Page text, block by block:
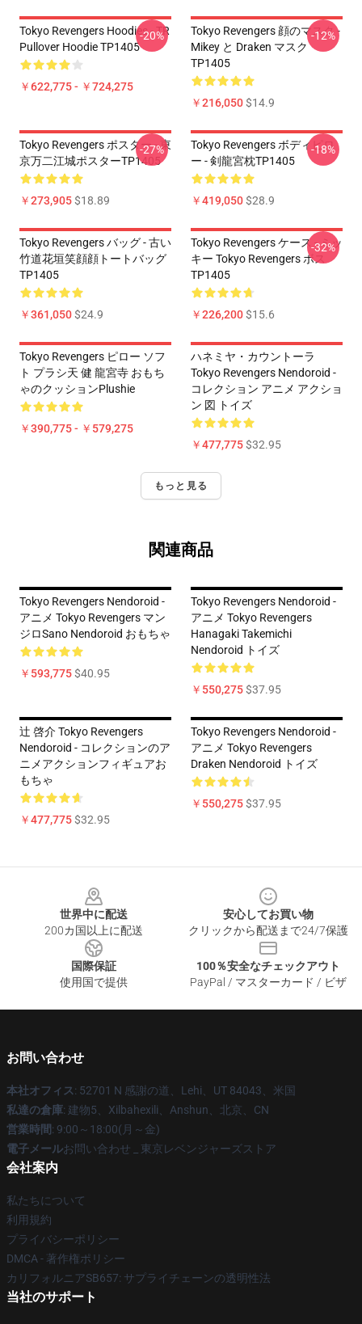
Tokyo Revengers Hoodies - TR
Pullover Hoodie TP1405
￥622,775 - ￥724,275
-20%
Tokyo Revengers 顔のマスク -
Mikey と Draken マスク
TP1405
￥216,050$14.9
-12%
Tokyo Revengers ポスター - 東
京万二江城ポスターTP1405
￥273,905$18.89
-27%
Tokyo Revengers ボディピロ
ー - 剣龍宮枕TP1405
￥419,050$28.9
-18%
Tokyo Revengers バッグ - 古い
竹道花垣笑顔顔トートバッグ
TP1405
￥361,050$24.9
Tokyo Revengers ケース - ミッ
キー Tokyo Revengers ボス
TP1405
￥226,200$15.6
-32%
Tokyo Revengers ピロー ソフ
ト プラシ天 健 龍宮寺 おもち
ゃのクッションPlushie
￥390,775 - ￥579,275
ハネミヤ・カウントーラ
Tokyo Revengers Nendoroid -
コレクション アニメ アクショ
ン 図 トイズ
￥477,775$32.95
もっと見る
関連商品
Tokyo Revengers Nendoroid -
アニメ Tokyo Revengers マン
ジロSano Nendoroid おもちゃ
￥593,775$40.95
Tokyo Revengers Nendoroid -
アニメ Tokyo Revengers
Hanagaki Takemichi
Nendoroid トイズ
￥550,275$37.95
辻 啓介 Tokyo Revengers
Nendoroid - コレクションのア
ニメアクションフィギュアお
もちゃ
￥477,775$32.95
Tokyo Revengers Nendoroid -
アニメ Tokyo Revengers
Draken Nendoroid トイズ
￥550,275$37.95
世界中に配送
200カ国以上に配送
安心してお買い物
クリックから配送まで24/7保護
国際保証
使用国で提供
100％安全なチェックアウト
PayPal / マスターカード / ビザ
お問い合わせ
本社オフィス: 52701 N 感謝の道、Lehi、UT 84043、米国
私達の倉庫: 建物5、Xilbahexili、Anshun、北京、CN
営業時間: 9:00～18:00(月～金)
電子メールお問い合わせ _ 東京レベンジャーズストア
会社案内
私たちについて
利用規約
プライバシーポリシー
DMCA - 著作権ポリシー
カリフォルニアSB657: サプライチェーンの透明性法
当社のサポート